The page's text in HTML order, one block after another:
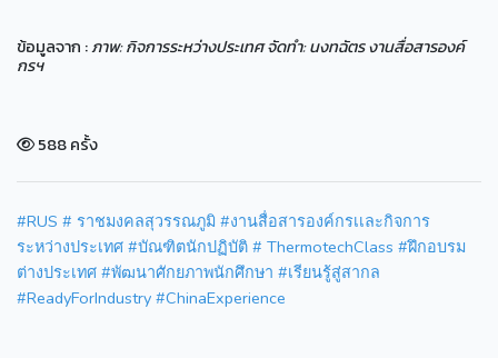
ข้อมูลจาก :ภาพ: กิจการระหว่างประเทศ จัดทำ: นงทฉัตร งานสื่อสารองค์
กรฯ
588 ครั้ง
#RUS # ราชมงคลสุวรรณภูมิ #งานสื่อสารองค์กรเเละกิจการ
ระหว่างประเทศ #บัณฑิตนักปฏิบัติ # ThermotechClass #ฝึกอบรม
ต่างประเทศ #พัฒนาศักยภาพนักศึกษา #เรียนรู้สู่สากล
#ReadyForIndustry #ChinaExperience